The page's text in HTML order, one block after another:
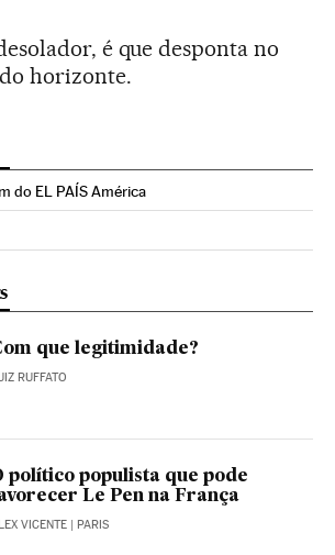
é que desponta no
horizonte.
do EL PAÍS América
en Twitter
Brasil en Instagram
El País Brasil en Facebook
que legitimidade?
RUFFATO
político populista que pode
Le Pen na França
VICENTE | PARIS